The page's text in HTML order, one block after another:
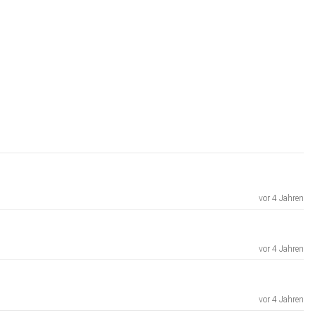
vor 4 Jahren
vor 4 Jahren
vor 4 Jahren